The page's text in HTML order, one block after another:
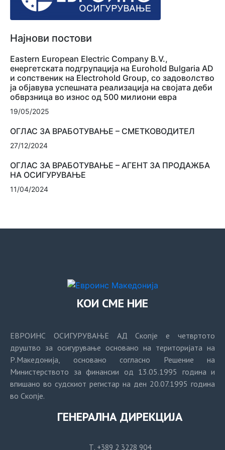
Најнови постови
Eastern European Electric Company B.V.,
енергетската подгрупација на Eurohold Bulgaria AD
и сопственик на Electrohold Group, со задоволство
ја објавува успешната реализација на својата деби
обврзница во износ од 500 милиони евра
19/05/2025
ОГЛАС ЗА ВРАБОТУВАЊЕ – СМЕТКОВОДИТЕЛ
27/12/2024
ОГЛАС ЗА ВРАБОТУВАЊЕ – АГЕНТ ЗА ПРОДАЖБА
НА ОСИГУРУВАЊЕ
11/04/2024
КОИ СМЕ НИЕ
ЕВРОИНС ОСИГУРУВАЊЕ АД Скопје е четвртото
друштво за осигурување основано на територијата на
Р.Македонија, основано согласно Решение на
Министерството за финансии од 13.05.1995 година и
впишано во судскиот регистар на ден 20.07.1995 година
во Скопје.
ГЕНЕРАЛНА ДИРЕКЦИЈА
Т. +389 2 3228 904